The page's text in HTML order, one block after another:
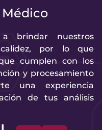
a brindar nuestros
por lo que
cumplen con los
y procesamiento
una experiencia
de tus análisis